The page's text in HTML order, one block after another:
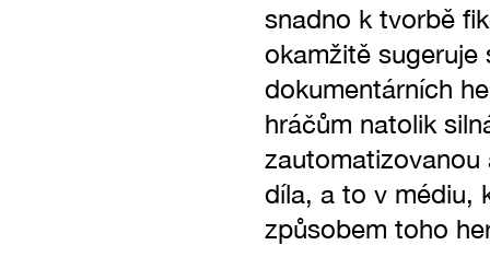
snadno k tvorbě
okamžitě sugeruje
dokumentárních
hráčům natolik
zautomatizovanou
díla, a to v médiu,
způsobem toho